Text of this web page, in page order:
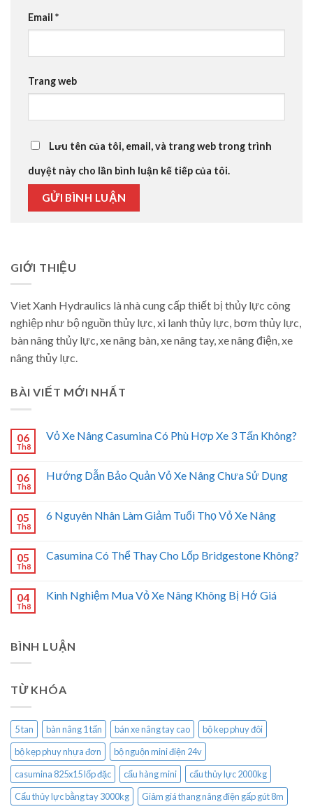
Email *
Trang web
Lưu tên của tôi, email, và trang web trong trình
duyệt này cho lần bình luận kế tiếp của tôi.
GIỚI THIỆU
Viet Xanh Hydraulics là nhà cung cấp thiết bị thủy lực công
nghiệp như bộ nguồn thủy lực, xi lanh thủy lực, bơm thủy lực,
bàn nâng thủy lực, xe nâng bàn, xe nâng tay, xe nâng điện, xe
nâng thủy lực.
BÀI VIẾT MỚI NHẤT
06
Th8
Vỏ Xe Nâng Casumina Có Phù Hợp Xe 3 Tấn Không?
06
Th8
Hướng Dẫn Bảo Quản Vỏ Xe Nâng Chưa Sử Dụng
05
Th8
6 Nguyên Nhân Làm Giảm Tuổi Thọ Vỏ Xe Nâng
05
Th8
Casumina Có Thể Thay Cho Lốp Bridgestone Không?
04
Th8
Kinh Nghiệm Mua Vỏ Xe Nâng Không Bị Hớ Giá
BÌNH LUẬN
TỪ KHÓA
5 tan bàn nâng 1 tấn bán xe nâng tay cao
bộ kep phuy đôi
bộ kẹp phuy nhựa đơn
bộ nguộn mini điện 24v
casumina 825x15 lốp đặc
cẩu hàng mini
cẩu thủy lực 2000kg
Cẩu thủy lực bằng tay 3000kg
Giảm giá thang nâng điện gấp gút 8m